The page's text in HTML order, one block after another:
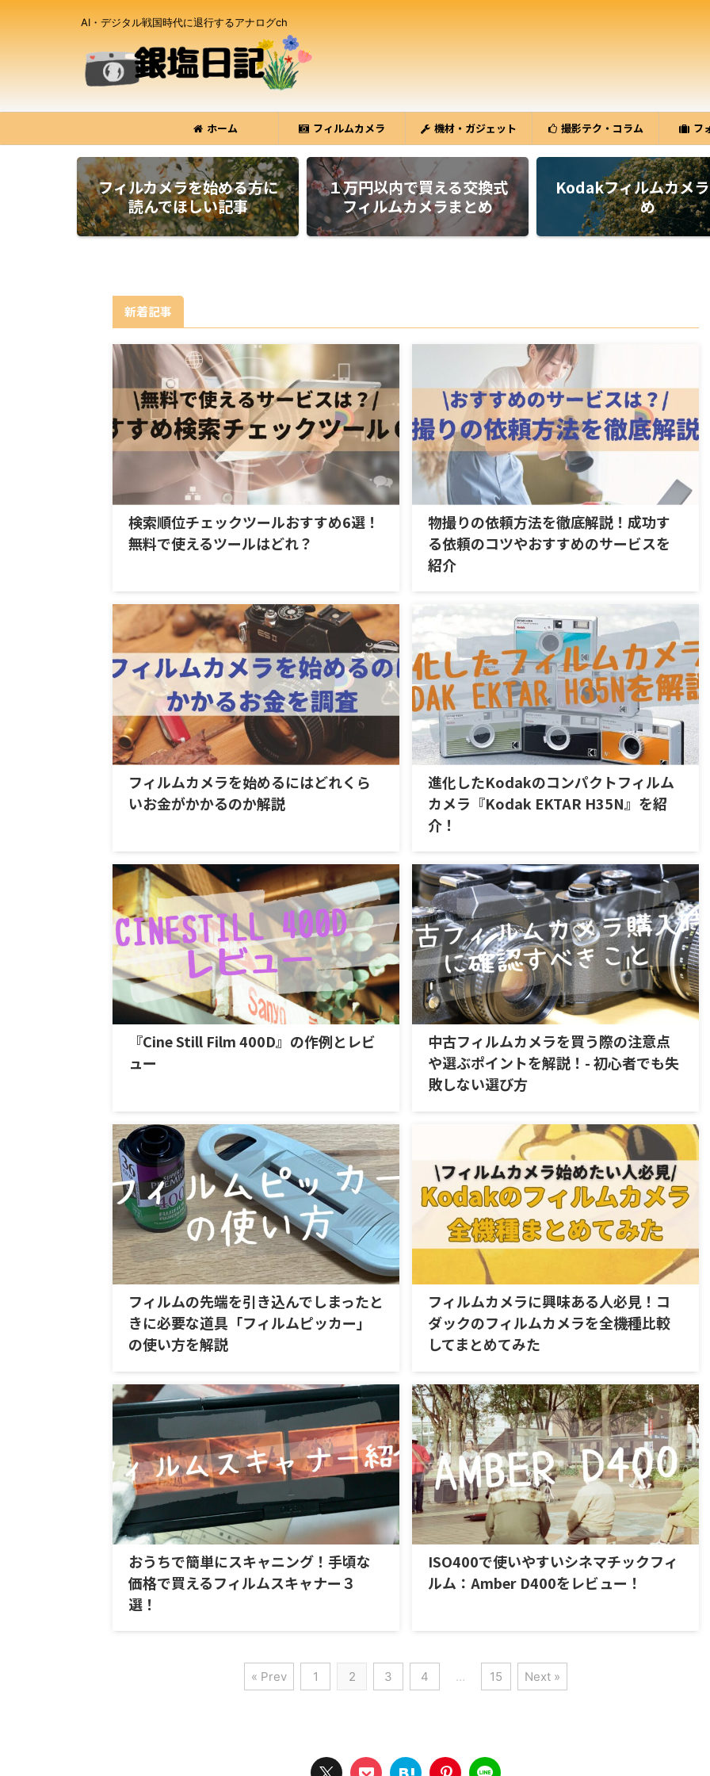
AI・デジタル戦国時代に退行するアナログch
ホーム フィルムカメラ 機材・ガジェット 撮影テク・コラム フ
フィルカメラを始める方に
読んでほしい記事
１万円以内で買える交換式
フィルムカメラまとめ
Kodakフィルムカメ
め
新着記事
検索順位チェックツールおすすめ6選！
無料で使えるツールはどれ？
物撮りの依頼方法を徹底解説！成功す
る依頼のコツやおすすめのサービスを
紹介
フィルムカメラを始めるにはどれくら
いお金がかかるのか解説
進化したKodakのコンパクトフィルム
カメラ『Kodak EKTAR H35N』を紹
介！
『Cine Still Film 400D』の作例とレビ
ュー
中古フィルムカメラを買う際の注意点
や選ぶポイントを解説！- 初心者でも失
敗しない選び方
フィルムの先端を引き込んでしまったと
きに必要な道具「フィルムピッカー」
の使い方を解説
フィルムカメラに興味ある人必見！コ
ダックのフィルムカメラを全機種比較
してまとめてみた
おうちで簡単にスキャニング！手頃な
価格で買えるフィルムスキャナー３
選！
ISO400で使いやすいシネマチックフィ
ルム：Amber D400をレビュー！
« Prev 1 2 3 4 … 15 Next »